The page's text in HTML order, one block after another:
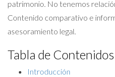
patrimonio. No tenemos
Contenido comparativo e
asesoramiento legal.
Tabla de Contenidos
Introducción